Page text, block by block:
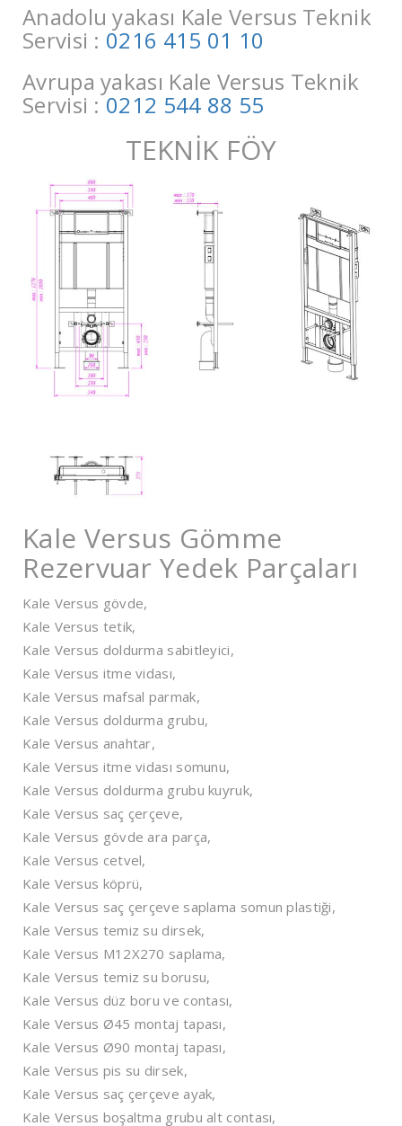
Anadolu yakası Kale Versus Teknik
Servisi : 0216 415 01 10
Avrupa yakası Kale Versus Teknik
Servisi :0212 544 88 55
TEKNİK FÖY
Kale Versus Gömme
Rezervuar Yedek Parçaları
Kale Versus gövde,
Kale Versus tetik,
Kale Versus doldurma sabitleyici,
Kale Versus itme vidası,
Kale Versus mafsal parmak,
Kale Versus doldurma grubu,
Kale Versus anahtar,
Kale Versus itme vidası somunu,
Kale Versus doldurma grubu kuyruk,
Kale Versus saç çerçeve,
Kale Versus gövde ara parça,
Kale Versus cetvel,
Kale Versus köprü,
Kale Versus saç çerçeve saplama somun plastiği,
Kale Versus temiz su dirsek,
Kale Versus M12X270 saplama,
Kale Versus temiz su borusu,
Kale Versus düz boru ve contası,
Kale Versus Ø45 montaj tapası,
Kale Versus Ø90 montaj tapası,
Kale Versus pis su dirsek,
Kale Versus saç çerçeve ayak,
Kale Versus boşaltma grubu alt contası,